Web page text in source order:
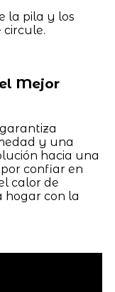
la pila y los
circule.
Mejor
y una
hacia una
confiar en
calor de
hogar con la